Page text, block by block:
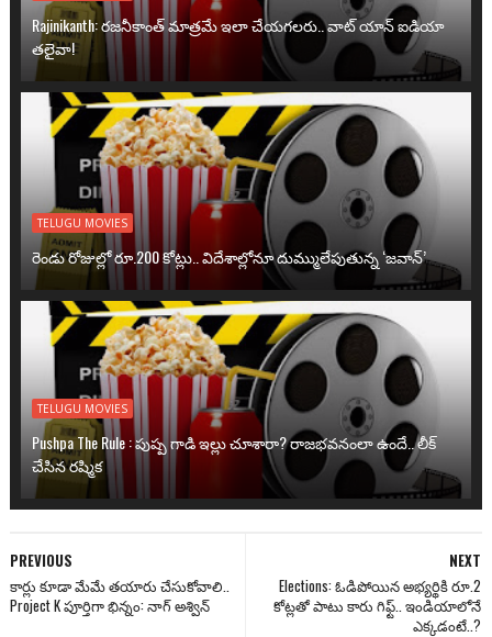
Rajinikanth: రజనీకాంత్ మాత్రమే ఇలా చేయగలరు.. వాట్ యాన్ ఐడియా
తలైవా!
TELUGU MOVIES
రెండు రోజుల్లో రూ.200 కోట్లు.. విదేశాల్లోనూ దుమ్ములేపుతున్న ‘జవాన్’
TELUGU MOVIES
Pushpa The Rule : పుష్ప గాడి ఇల్లు చూశారా? రాజభవనంలా ఉందే.. లీక్
చేసిన రష్మిక
NEXT
Elections: ఓడిపోయిన అభ్యర్థికి రూ.2
కోట్లతో పాటు కారు గిఫ్ట్.. ఇండియాలోనే
ఎక్కడంటే..?
PREVIOUS
కార్లు కూడా మేమే తయారు చేసుకోవాలి..
Project K పూర్తిగా భిన్నం: నాగ్ అశ్విన్